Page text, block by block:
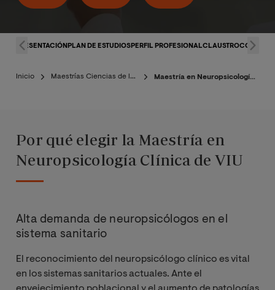
PRESENTACIÓN PLAN DE ESTUDIOSPERFIL PROFESIONALCLAUSTRO
Inicio Maestrías Ciencias de la Salud Maestría en Neuropsicología Clínica
Por qué elegir la Maestría en
Neuropsicología Clínica de VIU
Alta demanda de neuropsicólogos en el
sistema sanitario
El reconocimiento del neuropsicólogo clínico es vital
en los sistemas sanitarios actuales. Ante el